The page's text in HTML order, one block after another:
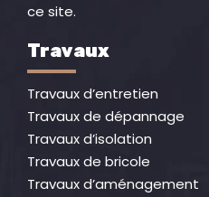
ce site.
Travaux
Travaux d’entretien
Travaux de dépannage
Travaux d’isolation
Travaux de bricole
Travaux d’aménagement